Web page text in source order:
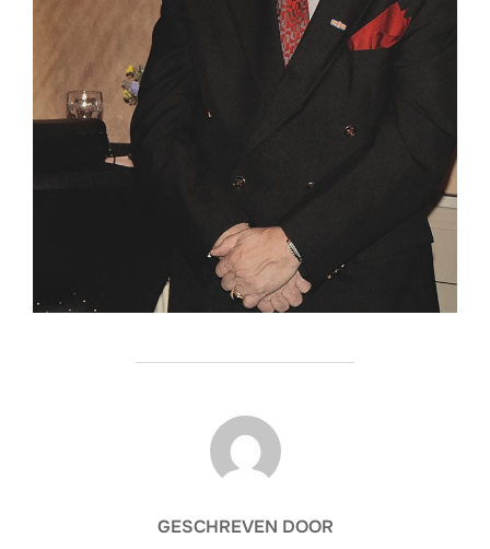
BERICHTAUTEUR
GESCHREVEN DOOR